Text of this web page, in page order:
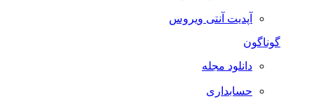
آپدیت آنتی ویروس
گوناگون
دانلود مجله
حسابداری